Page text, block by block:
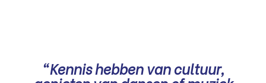
“Kennis hebben van cultuur,